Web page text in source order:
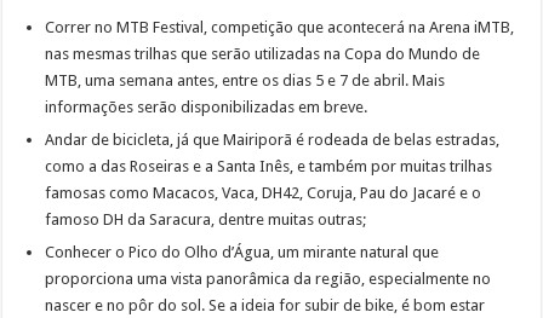
Correr no MTB Festival, competição que acontecerá na Arena iMTB,
nas mesmas trilhas que serão utilizadas na Copa do Mundo de
MTB, uma semana antes, entre os dias 5 e 7 de abril. Mais
informações serão disponibilizadas em breve.
Andar de bicicleta, já que Mairiporã é rodeada de belas estradas,
como a das Roseiras e a Santa Inês, e também por muitas trilhas
famosas como Macacos, Vaca, DH42, Coruja, Pau do Jacaré e o
famoso DH da Saracura, dentre muitas outras;
Conhecer o Pico do Olho d’Água, um mirante natural que
proporciona uma vista panorâmica da região, especialmente no
nascer e no pôr do sol. Se a ideia for subir de bike, é bom estar